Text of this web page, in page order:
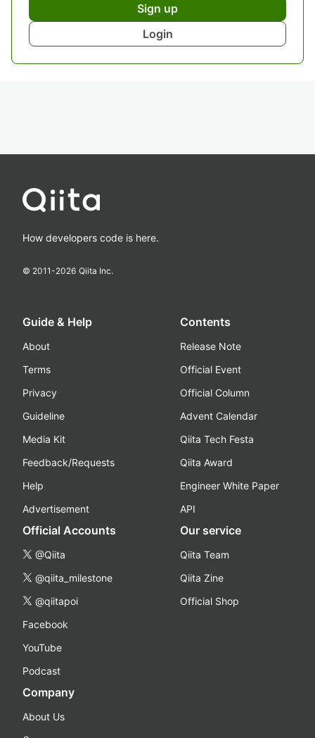
Sign up
Login
How developers code is here.
© 2011-2026 Qiita Inc.
Guide & Help
About
Terms
Privacy
Guideline
Media Kit
Feedback/Requests
Help
Advertisement
Contents
Release Note
Official Event
Official Column
Advent Calendar
Qiita Tech Festa
Qiita Award
Engineer White Paper
API
Official Accounts
@Qiita
@qiita_milestone
@qiitapoi
Facebook
YouTube
Podcast
Our service
Qiita Team
Qiita Zine
Official Shop
Company
About Us